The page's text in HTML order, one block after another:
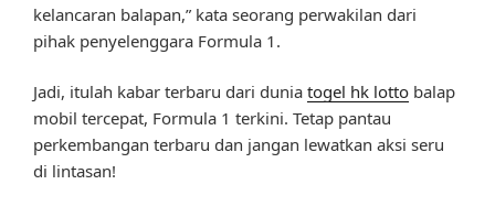
kelancaran balapan,” kata seorang perwakilan dari
pihak penyelenggara Formula 1.
Jadi, itulah kabar terbaru dari dunia togel hk lotto balap
mobil tercepat, Formula 1 terkini. Tetap pantau
perkembangan terbaru dan jangan lewatkan aksi seru
di lintasan!